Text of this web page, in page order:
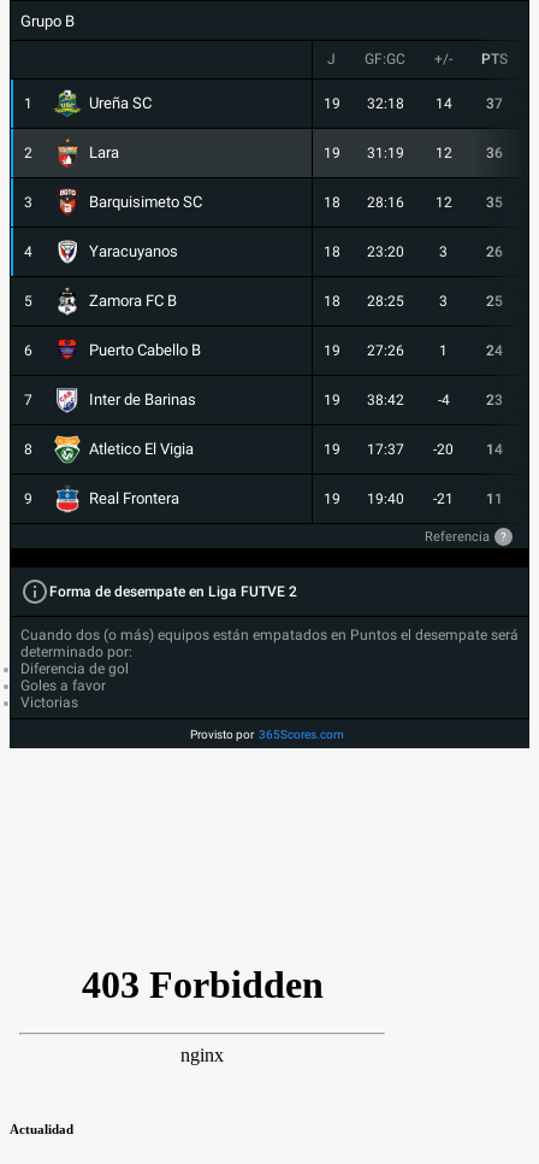
Grupo B
J GF:GC +/- PTS
1 Ureña SC 19 32:18 14 37
2 Lara 19 31:19 12 36
3 Barquisimeto SC 18 28:16 12 35
4 Yaracuyanos 18 23:20 3 26
5 Zamora FC B 18 28:25 3 25
6 Puerto Cabello B 19 27:26 1 24
7 Inter de Barinas 19 38:42 -4 23
8 Atletico El Vigia 19 17:37 -20 14
9 Real Frontera 19 19:40 -21 11
Referencia ?
Forma de desempate en Liga FUTVE 2
Cuando dos (o más) equipos están empatados en Puntos el desempate será
determinado por:
Diferencia de gol
Goles a favor
Victorias
Provisto por 365Scores.com
Actualidad